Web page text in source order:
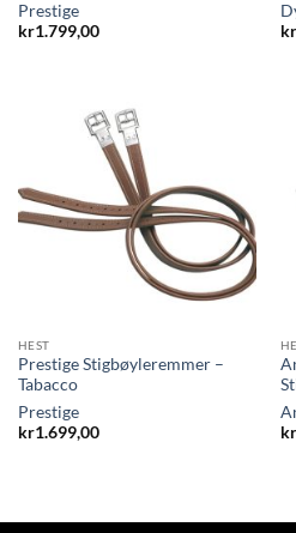
Prestige
kr1.799,00
kr
HEST
Prestige Stigbøyleremmer –
Tabacco
Prestige
kr1.699,00
kr